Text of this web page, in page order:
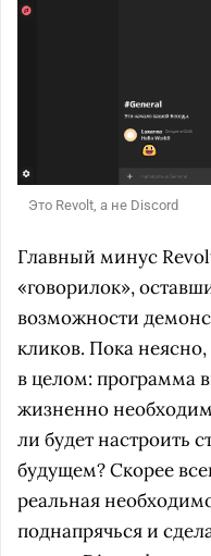
Это Revolt, а не Discord
Главный минус
«говорилок»,
возможности
кликов. Пока
в целом: программа
жизненно
ли будет настроить
будущем? Скорее
реальная
поднапрячься и